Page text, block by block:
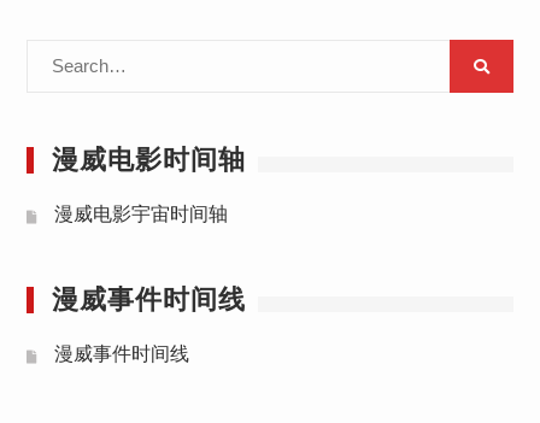
漫威电影时间轴
漫威电影宇宙时间轴
漫威事件时间线
漫威事件时间线